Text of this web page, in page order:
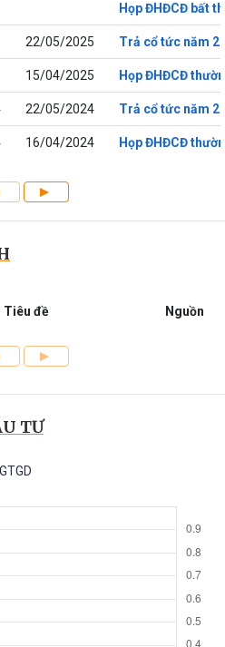
Họp ĐHĐCĐ bất
22/05/2025 Trả cổ tức năm
15/04/2025 Họp ĐHĐCĐ
22/05/2024 Trả cổ tức năm
16/04/2024 Họp ĐHĐCĐ
Tiêu đề Nguồn
TƯ